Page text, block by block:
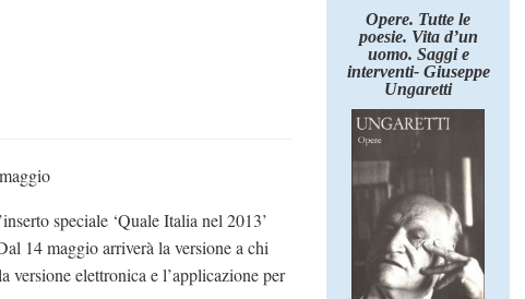
speciale ‘Quale Italia nel 2013’
14 maggio arriverà la versione a chi
elettronica e l’applicazione per
Opere. Tutte le
poesie. Vita d’un
uomo. Saggi e
interventi- Giuseppe
Ungaretti